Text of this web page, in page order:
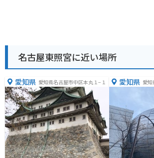
名古屋東照宮に近い場所
愛知県 愛知県名古屋市中区本丸１−１ 愛知県 愛